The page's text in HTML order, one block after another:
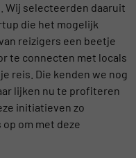
Wij selecteerden daaruit
die het mogelijk
reizigers een beetje
te connecten met locals
reis. Die kenden we nog
lijken nu te profiteren
initiatieven zo
om met deze